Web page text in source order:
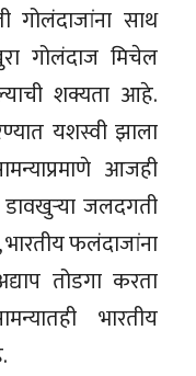
साथ
गोलंदाज मिचेल
शक्यता आहे.
यशस्वी झाला
आजही
जलदगती
फलंदाजांना
तोडगा करता
भारतीय